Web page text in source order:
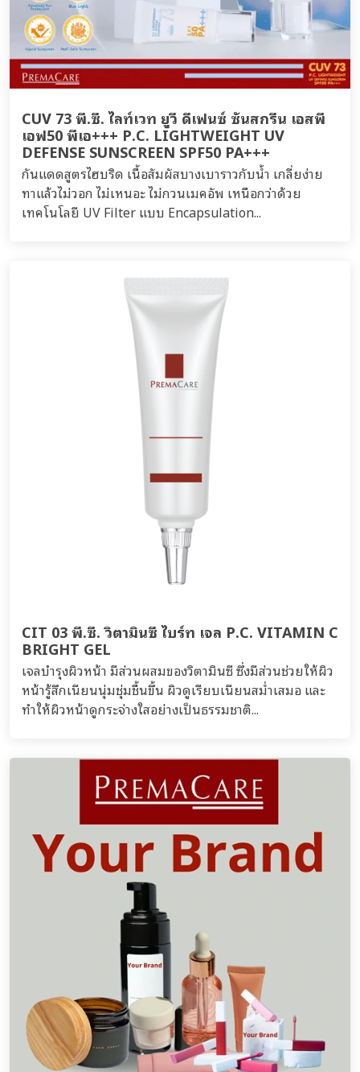
CUV 73 พี.ซี. ไลท์เวท ยูวี ดีเฟนซ์ ซันสกรีน เอสพี
เอฟ50 พีเอ+++ P.C. LIGHTWEIGHT UV
DEFENSE SUNSCREEN SPF50 PA+++
กันแดดสูตรไฮบริด เนื้อสัมผัสบางเบาราวกับน้ำ เกลี่ยง่าย
ทาแล้วไม่วอก ไม่เหนอะ ไม่กวนเมคอัพ เหนือกว่าด้วย
เทคโนโลยี UV Filter แบบ Encapsulation...
CIT 03 พี.ซี. วิตามินซี ไบร์ท เจล P.C. VITAMIN C
BRIGHT GEL
เจลบำรุงผิวหน้า มีส่วนผสมของวิตามินซี ซึ่งมีส่วนช่วยให้ผิว
หน้ารู้สึกเนียนนุ่มชุ่มชื้นขึ้น ผิวดูเรียบเนียนสม่ำเสมอ และ
ทำให้ผิวหน้าดูกระจ่างใสอย่างเป็นธรรมชาติ...